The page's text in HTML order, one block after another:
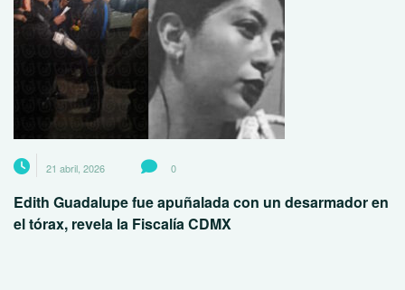
21 abril, 2026 0
Edith Guadalupe fue apuñalada con un desarmador en
el tórax, revela la Fiscalía CDMX